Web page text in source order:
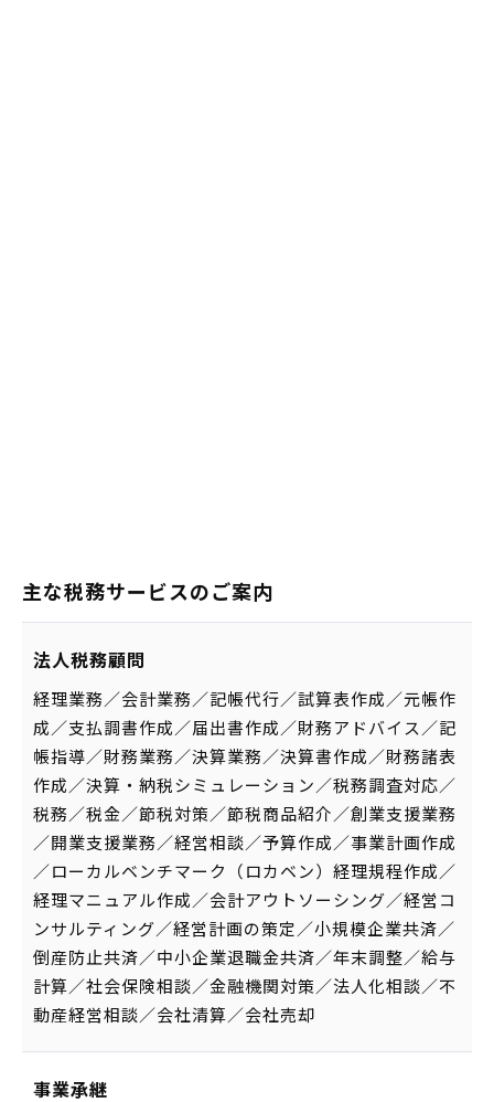
主な税務サービスのご案内
法人税務顧問
経理業務／会計業務／記帳代行／試算表作成／元帳作
成／支払調書作成／届出書作成／財務アドバイス／記
帳指導／財務業務／決算業務／決算書作成／財務諸表
作成／決算・納税シミュレーション／税務調査対応／
税務／税金／節税対策／節税商品紹介／創業支援業務
／開業支援業務／経営相談／予算作成／事業計画作成
／ローカルベンチマーク（ロカベン）経理規程作成／
経理マニュアル作成／会計アウトソーシング／経営コ
ンサルティング／経営計画の策定／小規模企業共済／
倒産防止共済／中小企業退職金共済／年末調整／給与
計算／社会保険相談／金融機関対策／法人化相談／不
動産経営相談／会社清算／会社売却
事業承継